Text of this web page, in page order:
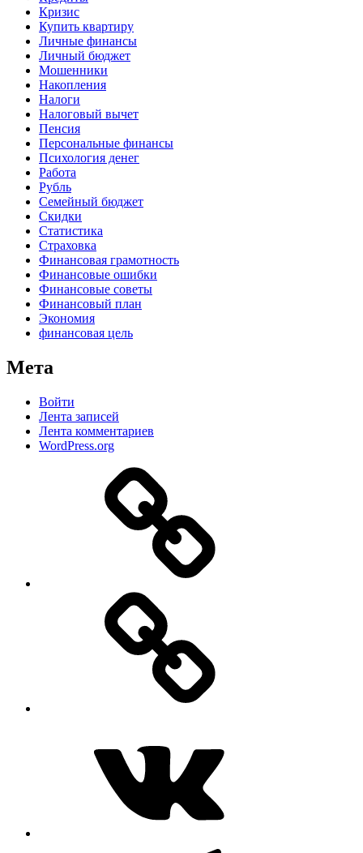
Кризис
Купить квартиру
Личные финансы
Личный бюджет
Мошенники
Накопления
Налоги
Налоговый вычет
Пенсия
Персональные финансы
Психология денег
Работа
Рубль
Семейный бюджет
Скидки
Статистика
Страховка
Финансовая грамотность
Финансовые ошибки
Финансовые советы
Финансовый план
Экономия
финансовая цель
Мета
Войти
Лента записей
Лента комментариев
WordPress.org